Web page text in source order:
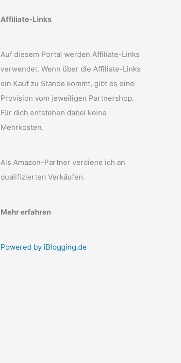
Affiliate-Links
Auf diesem Portal werden Affiliate-Links
verwendet. Wenn über die Affiliate-Links
ein Kauf zu Stande kommt, gibt es eine
Provision vom jeweiligen Partnershop.
Für dich entstehen dabei keine
Mehrkosten.
Als Amazon-Partner verdiene ich an
qualifizierten Verkäufen.
Mehr erfahren
Powered by iBlogging.de